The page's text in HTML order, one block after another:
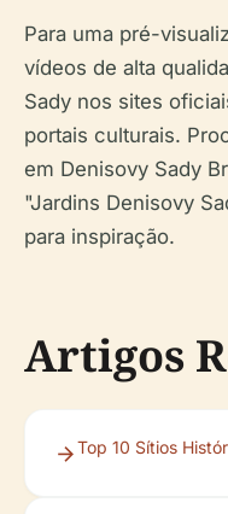
Para uma pré-
vídeos de alta
Sady nos sites
portais culturais.
em Denisovy Sady
"Jardins Denisovy
para inspiração.
Artigos
Top 10 Sítios